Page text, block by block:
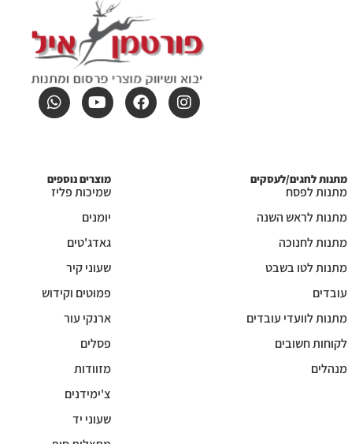
מתנות לחגים/לעסקים
מתנות לפסח
מתנות לראש השנה
מתנות לחנוכה
מתנות לטו בשבט
עובדים
מתנות לוועדי עובדים
לקוחות חשובים
מנהלים
מוצרים נוספים
שמיכות פליז
יומנים
גאדג'טים
שעוני קיר
פמוטים וקידוש
ארנקי עור
פסלים
מזוודות
צ'ימידנים
שעוני יד